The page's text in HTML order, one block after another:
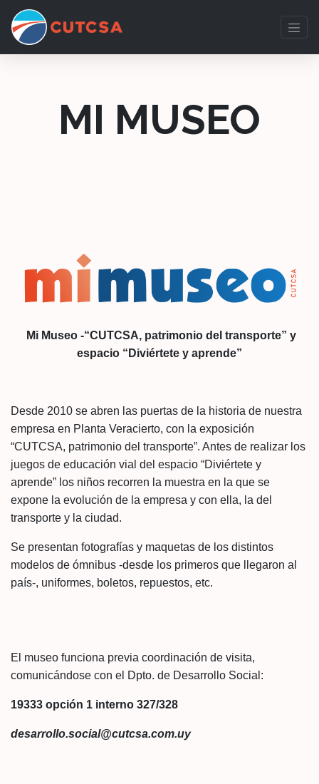
MI MUSEO
Mi Museo -“CUTCSA, patrimonio del transporte” y
espacio “Diviértete y aprende”
Desde 2010 se abren las puertas de la historia de nuestra
empresa en Planta Veracierto, con la exposición
“CUTCSA, patrimonio del transporte”. Antes de realizar los
juegos de educación vial del espacio “Diviértete y
aprende” los niños recorren la muestra en la que se
expone la evolución de la empresa y con ella, la del
transporte y la ciudad.
Se presentan fotografías y maquetas de los distintos
modelos de ómnibus -desde los primeros que llegaron al
país-, uniformes, boletos, repuestos, etc.
El museo funciona previa coordinación de visita,
comunicándose con el Dpto. de Desarrollo Social:
19333 opción 1 interno 327/328
desarrollo.social@cutcsa.com.uy